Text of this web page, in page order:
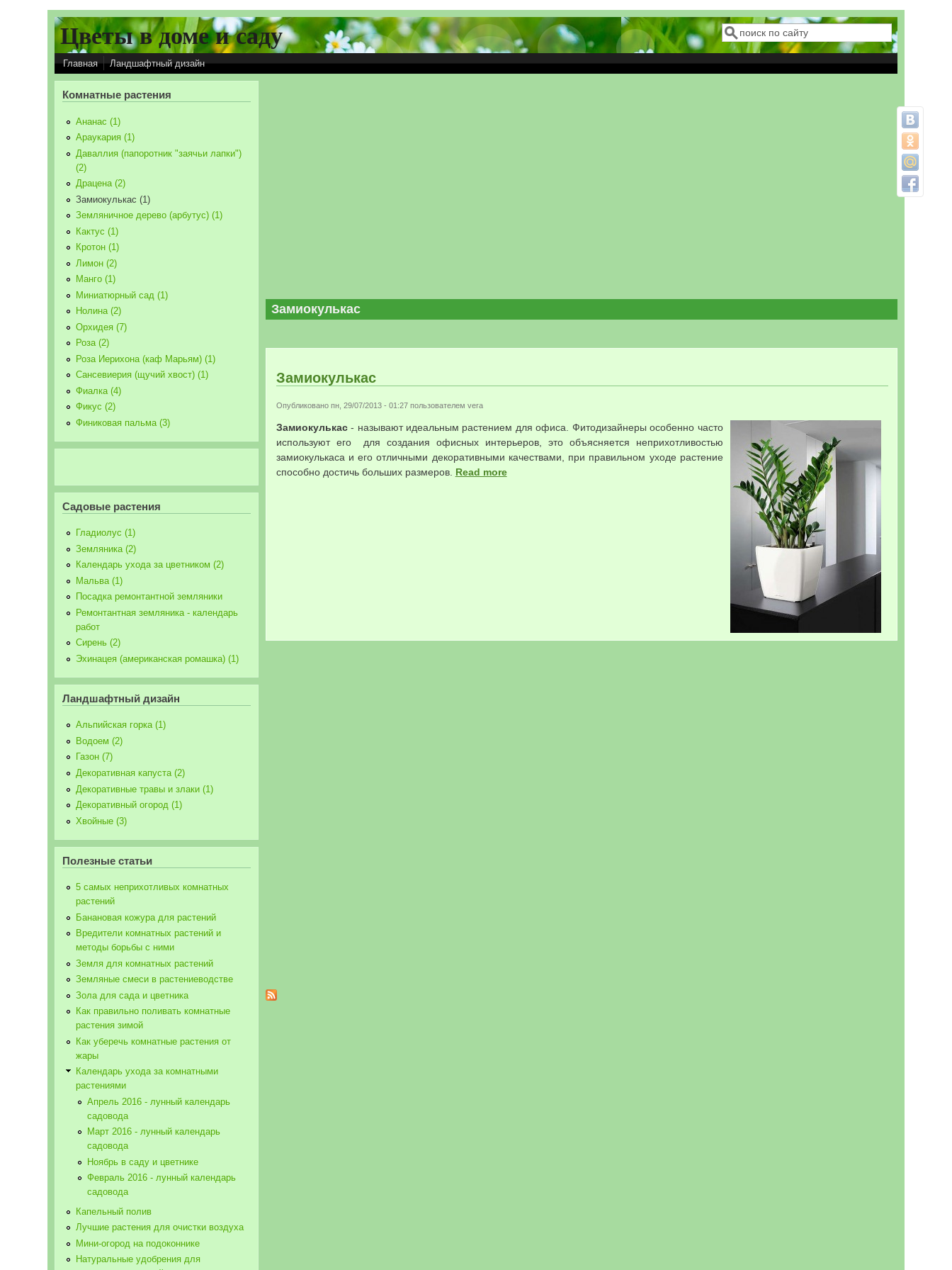
Перейти к основному содержанию
Цветы в доме и саду Форма поиска
Поиск
Главная Ландшафтный дизайн
Замиокулькас
Замиокулькас
Опубликовано пн, 29/07/2013 - 01:27 пользователем vera
Замиокулькас- называют идеальным растением для офиса. Фитодизайнеры особенно часто
используют его для создания офисных интерьеров, это объясняется неприхотливостью
замиокулькаса и его отличными декоративными качествами, при правильном уходе растение
способно достичь больших размеров. Read moreabout Замиокулькас
Комнатные растения
Ананас (1)
Араукария (1)
Даваллия (папоротник "заячьи лапки")
(2)
Драцена (2)
Замиокулькас (1)
Земляничное дерево (арбутус) (1)
Кактус (1)
Кротон (1)
Лимон (2)
Манго (1)
Миниатюрный сад (1)
Нолина (2)
Орхидея (7)
Роза (2)
Роза Иерихона (каф Марьям) (1)
Сансевиерия (щучий хвост) (1)
Фиалка (4)
Фикус (2)
Финиковая пальма (3)
Садовые растения
Гладиолус (1)
Земляника (2)
Календарь ухода за цветником (2)
Мальва (1)
Посадка ремонтантной земляники
Ремонтантная земляника - календарь
работ
Сирень (2)
Эхинацея (американская ромашка) (1)
Ландшафтный дизайн
Альпийская горка (1)
Водоем (2)
Газон (7)
Декоративная капуста (2)
Декоративные травы и злаки (1)
Декоративный огород (1)
Хвойные (3)
Полезные статьи
5 самых неприхотливых комнатных
растений
Банановая кожура для растений
Вредители комнатных растений и
методы борьбы с ними
Земля для комнатных растений
Земляные смеси в растениеводстве
Зола для сада и цветника
Как правильно поливать комнатные
растения зимой
Как уберечь комнатные растения от
жары
Календарь ухода за комнатными
растениями
Апрель 2016 - лунный календарь
садовода
Март 2016 - лунный календарь
садовода
Ноябрь в саду и цветнике
Февраль 2016 - лунный календарь
садовода
Капельный полив
Лучшие растения для очистки воздуха
Мини-огород на подоконнике
Натуральные удобрения для